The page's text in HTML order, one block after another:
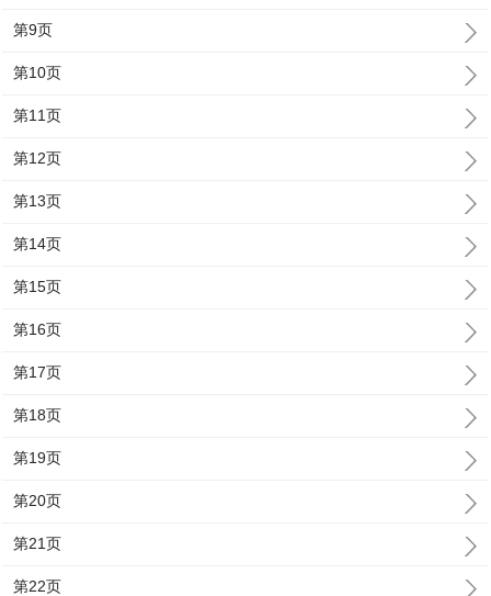
第9页
第10页
第11页
第12页
第13页
第14页
第15页
第16页
第17页
第18页
第19页
第20页
第21页
第22页